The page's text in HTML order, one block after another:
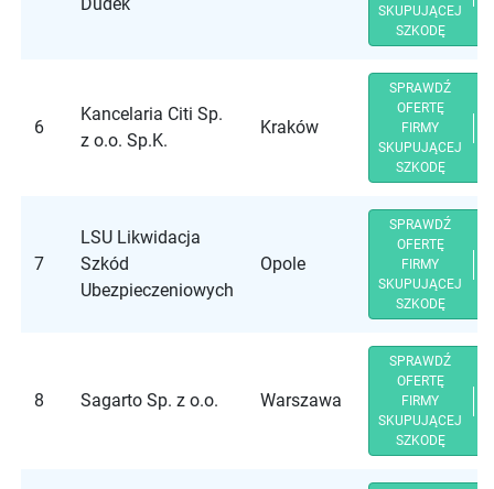
SKUPUJĄCEJ
SZKODĘ
6
Kancelaria Citi Sp.
z o.o. Sp.K.
Kraków
SPRAWDŹ
OFERTĘ
FIRMY
SKUPUJĄCEJ
SZKODĘ
7
LSU Likwidacja
Szkód
Ubezpieczeniowych
Opole
SPRAWDŹ
OFERTĘ
FIRMY
SKUPUJĄCEJ
SZKODĘ
8 Sagarto Sp. z o.o. Warszawa
SPRAWDŹ
OFERTĘ
FIRMY
SKUPUJĄCEJ
SZKODĘ